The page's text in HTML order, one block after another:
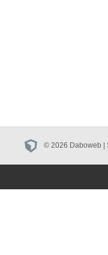
© 2026 Daboweb |